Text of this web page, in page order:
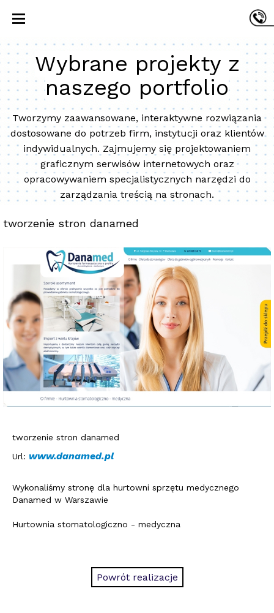
Wybrane projekty z
naszego portfolio
Tworzymy zaawansowane, interaktywne rozwiązania
dostosowane do potrzeb firm, instytucji oraz klientów
indywidualnych. Zajmujemy się projektowaniem
graficznym serwisów internetowych oraz
opracowywaniem specjalistycznych narzędzi do
zarządzania treścią na stronach.
tworzenie stron danamed
tworzenie stron danamed
Url: www.danamed.pl
Wykonaliśmy stronę dla hurtowni sprzętu medycznego
Danamed w Warszawie
Hurtownia stomatologiczno - medyczna
Powrót realizacje